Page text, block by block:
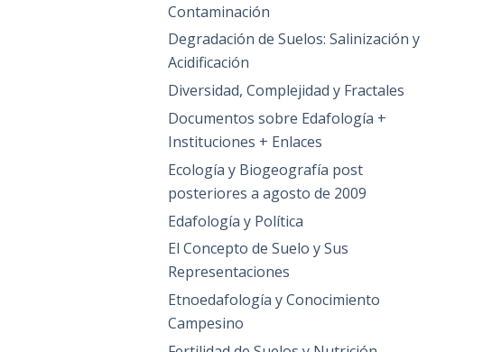
Contaminación
Degradación de Suelos: Salinización y
Acidificación
Diversidad, Complejidad y Fractales
Documentos sobre Edafología +
Instituciones + Enlaces
Ecología y Biogeografía post
posteriores a agosto de 2009
Edafología y Política
El Concepto de Suelo y Sus
Representaciones
Etnoedafología y Conocimiento
Campesino